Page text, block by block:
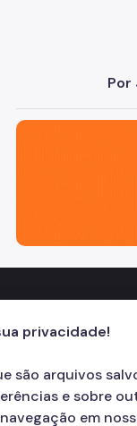
Por
São Paulo,
156privacidade!
são arquivos
e sobre
em